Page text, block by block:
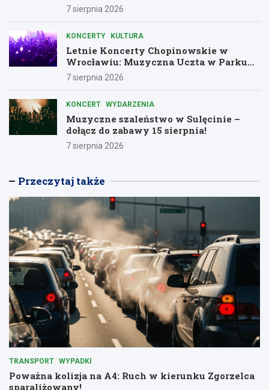
7 sierpnia 2026
KONCERTY KULTURA
Letnie Koncerty Chopinowskie w
Wrocławiu: Muzyczna Uczta w Parku
Południowym!
7 sierpnia 2026
KONCERT WYDARZENIA
Muzyczne szaleństwo w Sulęcinie –
dołącz do zabawy 15 sierpnia!
7 sierpnia 2026
Przeczytaj także
TRANSPORT WYPADKI
Poważna kolizja na A4: Ruch w kierunku Zgorzelca
sparaliżowany!